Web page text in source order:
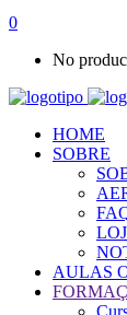
0
No
HOME
SOBRE
AULAS